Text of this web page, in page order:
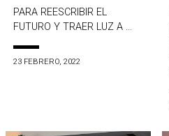
PARA REESCRIBIR EL
FUTURO Y TRAER LUZ A ...
23 FEBRERO, 2022